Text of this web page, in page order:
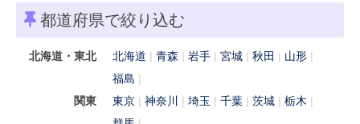
都道府県で絞り込む
北海道・東北 北海道 青森 岩手 宮城 秋田
山形
福島
関東
東京 神奈川 埼玉 千葉 茨城
栃木